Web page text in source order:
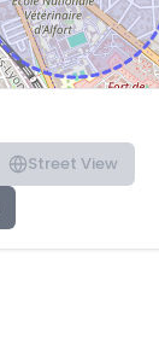
Street View